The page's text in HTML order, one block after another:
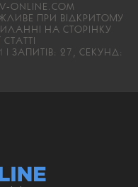
ONLINE.COM
ПРИ ВІДКРИТОМУ
НА СТОРІНКУ
| ЗАПИТІВ: 27, СЕКУНД: